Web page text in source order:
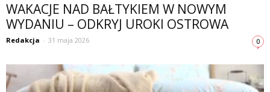
WAKACJE NAD BAŁTYKIEM W NOWYM
WYDANIU – ODKRYJ UROKI OSTROWA
Redakcja - 31 maja 2026 0